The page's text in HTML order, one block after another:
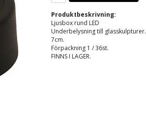
Produktbeskrivning:
Ljusbox rund LED
Underbelysning till glasskulpturer.
7cm.
Förpackning 1 / 36st.
FINNS I LAGER.